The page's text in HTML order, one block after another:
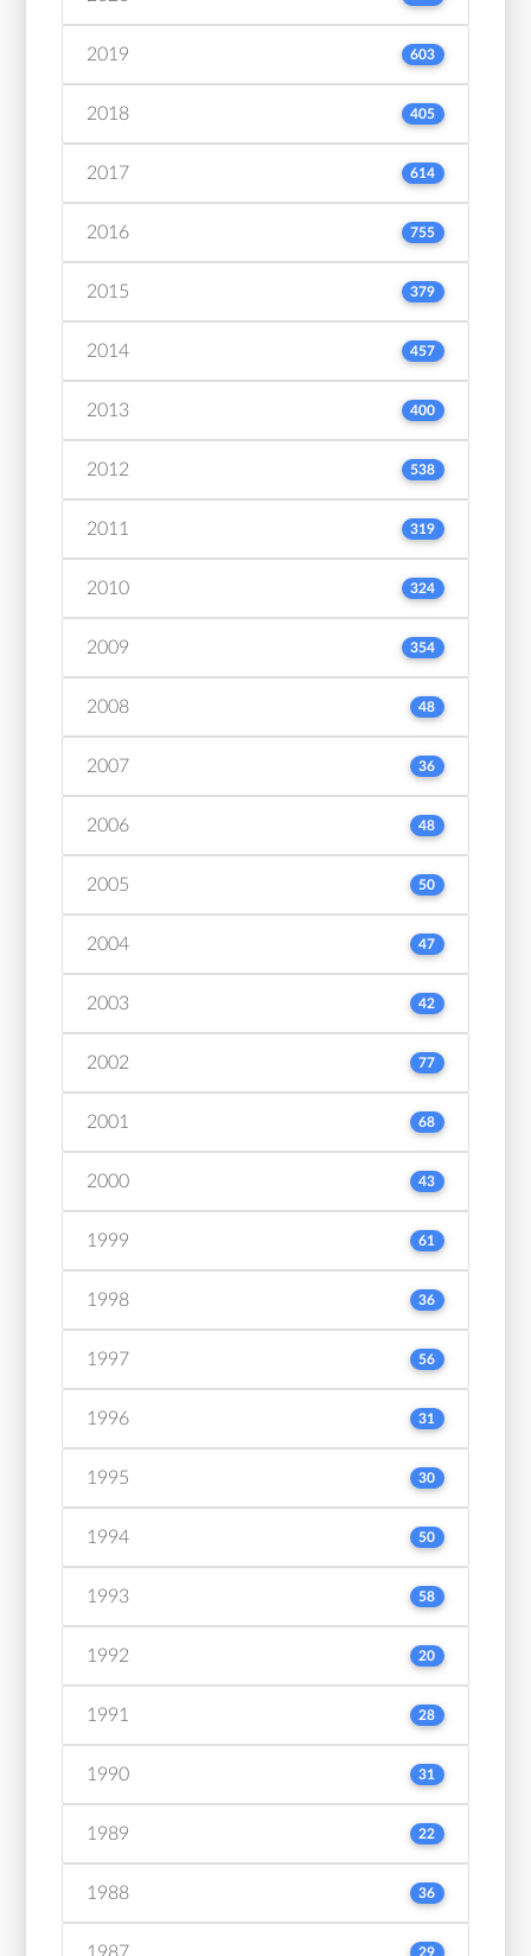
2019 603
2018 405
2017 614
2016 755
2015 379
2014 457
2013 400
2012 538
2011 319
2010 324
2009 354
2008 48
2007 36
2006 48
2005 50
2004 47
2003 42
2002 77
2001 68
2000 43
1999 61
1998 36
1997 56
1996 31
1995 30
1994 50
1993 58
1992 20
1991 28
1990 31
1989 22
1988 36
1987 29